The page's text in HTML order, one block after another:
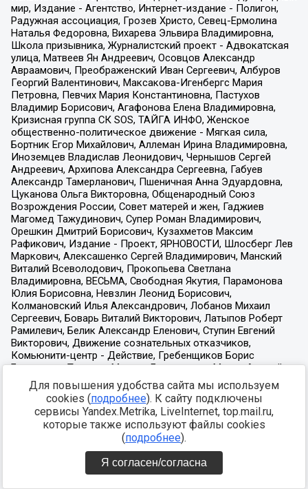
Для повышения удобства сайта мы используем
cookies (подробнее). К сайту подключены
сервисы Yandex.Metrika, LiveInternet, top.mail.ru,
которые также используют файлы cookies
(подробнее).
Я согласен/согласна